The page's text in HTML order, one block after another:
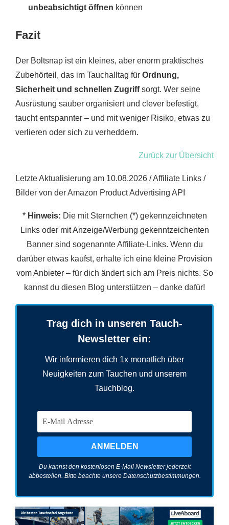
unbeabsichtigt öffnen können
Fazit
Der Boltsnap ist ein kleines, aber enorm praktisches
Zubehörteil, das im Tauchalltag für Ordnung,
Sicherheit und schnellen Zugriffsorgt. Wer seine
Ausrüstung sauber organisiert und clever befestigt,
taucht entspannter – und mit weniger Risiko, etwas zu
verlieren oder sich zu verheddern.
Zurück zur Übersicht
Letzte Aktualisierung am 10.08.2026 / Affiliate Links /
Bilder von der Amazon Product Advertising API
* Hinweis: Die mit Sternchen (*) gekennzeichneten
Links oder mit Anzeige/Werbung gekenntzeichenten
Banner sind sogenannte Affiliate-Links. Wenn du
darüber etwas kaufst, erhalte ich eine kleine Provision
vom Anbieter – für dich ändert sich am Preis nichts. So
kannst du diesen Blog unterstützen – danke dafür!
Trag dich in unseren Tauch-
Newsletter ein:
Wir informieren dich 1x monatlich über
Neuigkeiten zum Tauchen und unserem
Tauchblog.
Du kannst den kostenlosen E-Mail Newsletter jederzeit
abbestellen. Bitte beachte unsere Datenschutzbestimmungen.